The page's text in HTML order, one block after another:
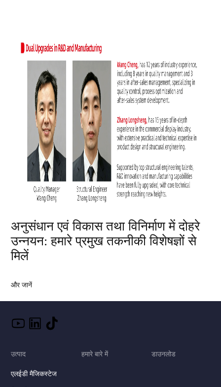
अनुसंधान एवं विकास तथा विनिर्माण में दोहरे
उन्नयन: हमारे प्रमुख तकनीकी विशेषज्ञों से
मिलें
और जानें
उत्पाद
एलईडी मैजिकस्टेज
हमारे बारे में डाउनलोड